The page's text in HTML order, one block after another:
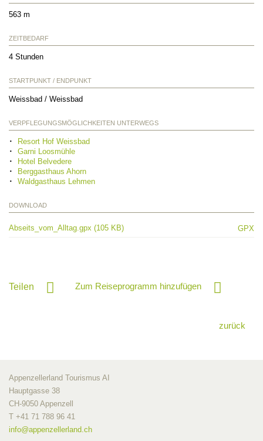
563 m
ZEITBEDARF
4 Stunden
STARTPUNKT / ENDPUNKT
Weissbad / Weissbad
VERPFLEGUNGSMÖGLICHKEITEN UNTERWEGS
Resort Hof Weissbad
Garni Loosmühle
Hotel Belvedere
Berggasthaus Ahorn
Waldgasthaus Lehmen
DOWNLOAD
Abseits_vom_Alltag.gpx (105 KB) GPX
Teilen Zum Reiseprogramm hinzufügen
zurück
Appenzellerland Tourismus AI
Hauptgasse 38
CH-9050 Appenzell
T +41 71 788 96 41
info@appenzellerland.ch